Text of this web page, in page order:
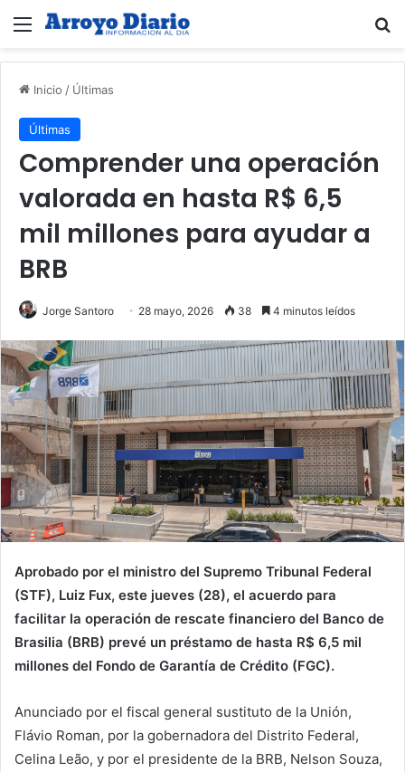
Menú
Inicio / Últimas
Últimas
Comprender una operación
valorada en hasta R$ 6,5
mil millones para ayudar a
BRB
Jorge Santoro 28 mayo, 2026 38 4 minutos leídos
Aprobado por el ministro del Supremo Tribunal Federal
(STF), Luiz Fux, este jueves (28), el acuerdo para
facilitar la operación de rescate financiero del Banco de
Brasilia (BRB) prevé un préstamo de hasta R$ 6,5 mil
millones del Fondo de Garantía de Crédito (FGC).
Anunciado por el fiscal general sustituto de la Unión,
Flávio Roman, por la gobernadora del Distrito Federal,
Celina Leão, y por el presidente de la BRB, Nelson Souza,